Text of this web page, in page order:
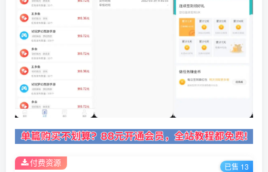
付费资源 已售 13